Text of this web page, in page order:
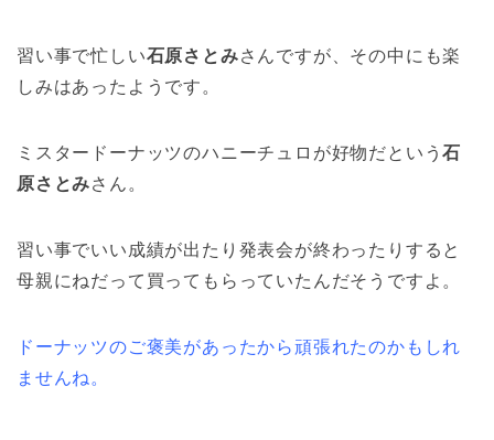
習い事で忙しい石原さとみさんですが、その中にも楽
しみはあったようです。
ミスタードーナッツのハニーチュロが好物だという石
原さとみさん。
習い事でいい成績が出たり発表会が終わったりすると
母親にねだって買ってもらっていたんだそうですよ。
ドーナッツのご褒美があったから頑張れたのかもしれ
ませんね。